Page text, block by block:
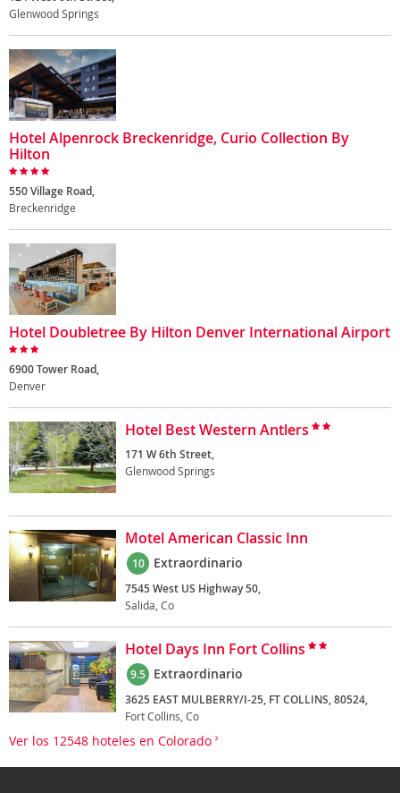
Glenwood Springs
Hotel Alpenrock Breckenridge, Curio Collection By
Hilton
550 Village Road,
Breckenridge
Hotel Doubletree By Hilton Denver International Airport
6900 Tower Road,
Denver
Hotel Best Western Antlers
171 W 6th Street,
Glenwood Springs
Motel American Classic Inn
10 Extraordinario
7545 West US Highway 50,
Salida, Co
Hotel Days Inn Fort Collins
9.5 Extraordinario
3625 EAST MULBERRY/I-25, FT COLLINS, 80524,
Fort Collins, Co
Ver los 12548 hoteles en Colorado